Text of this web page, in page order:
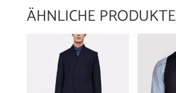
ÄHNLICHE PRODUKTE